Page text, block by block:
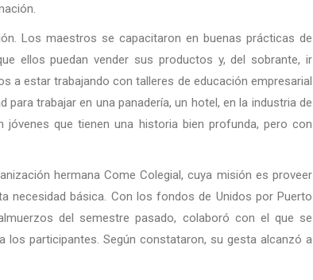
Los maestros se capacitaron en buenas prácticas de
ellos puedan vender sus productos y, del sobrante, ir
a estar trabajando con talleres de educación empresarial
trabajar en una panadería, un hotel, en la industria de
que tienen una historia bien profunda, pero con
hermana Come Colegial, cuya misión es proveer
necesidad básica. Con los fondos de Unidos por Puerto
del semestre pasado, colaboró con el que se
participantes. Según constataron, su gesta alcanzó a